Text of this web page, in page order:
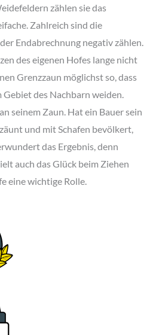
zählen sie das
Zahlreich sind die
Endabrechnung negativ zählen.
des eigenen Hofes lange nicht
Grenzzaun möglichst so, dass
Gebiet des Nachbarn weiden.
seinem Zaun. Hat ein Bauer sein
und mit Schafen bevölkert,
das Ergebnis, denn
auch das Glück beim Ziehen
eine wichtige Rolle.